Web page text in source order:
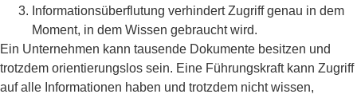
Informationsüberflutung verhindert Zugriff genau in dem
Moment, in dem Wissen gebraucht wird.
Ein Unternehmen kann tausende Dokumente besitzen und
trotzdem orientierungslos sein. Eine Führungskraft kann Zugriff
auf alle Informationen haben und trotzdem nicht wissen,